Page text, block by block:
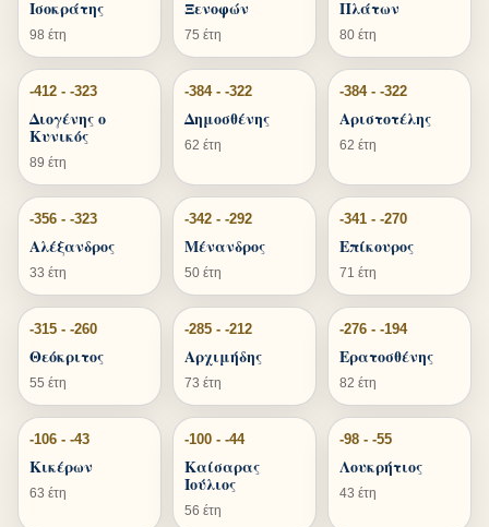
Ισοκράτης
98 έτη
Ξενοφών
75 έτη
Πλάτων
80 έτη
-412 - -323
Διογένης ο
Κυνικός
89 έτη
-384 - -322
Δημοσθένης
62 έτη
-384 - -322
Αριστοτέλης
62 έτη
-356 - -323
Αλέξανδρος
33 έτη
-342 - -292
Μένανδρος
50 έτη
-341 - -270
Επίκουρος
71 έτη
-315 - -260
Θεόκριτος
55 έτη
-285 - -212
Αρχιμήδης
73 έτη
-276 - -194
Ερατοσθένης
82 έτη
-106 - -43
Κικέρων
63 έτη
-100 - -44
Καίσαρας
Ιούλιος
56 έτη
-98 - -55
Λουκρήτιος
43 έτη